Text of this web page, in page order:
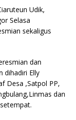
Udik,
Selasa
sekaligus
dan
dihadiri Elly
Desa ,Satpol PP,
dan